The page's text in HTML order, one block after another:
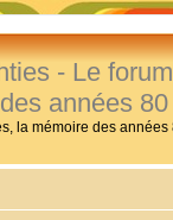
- Le
années 80
la mémoire des années